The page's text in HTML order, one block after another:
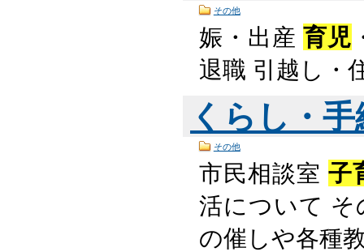
その他
娠・出産育児
退職 引越し・
くらし・
その他
市民相談室子
活について そ
の催しや各種